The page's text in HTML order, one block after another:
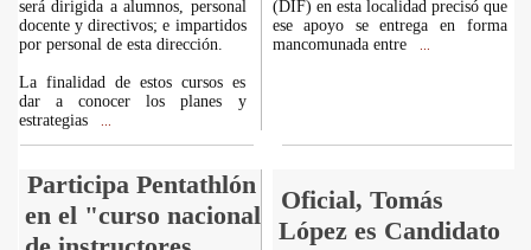
será dirigida a alumnos, personal
docente y directivos; e impartidos
por personal de esta dirección.
La finalidad de estos cursos es
dar a conocer los planes y
estrategias
(DIF) en esta localidad precisó que
ese apoyo se entrega en forma
mancomunada entre
Participa Pentathlón
en el "curso nacional
Oficial, Tomás
López es Candidato